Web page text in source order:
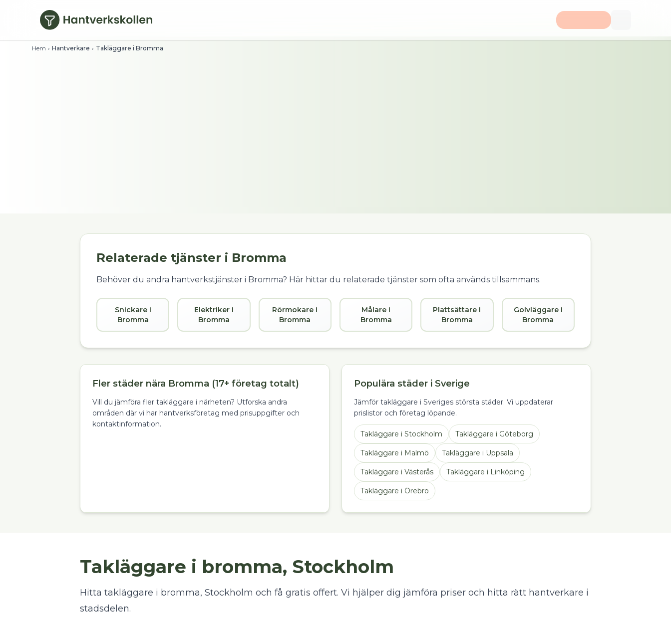
Hoppa till huvudinnehåll
Hem › Hantverkare › Takläggare i Bromma
Relaterade tjänster i Bromma
Behöver du andra hantverkstjänster i Bromma? Här hittar du relaterade tjänster som ofta används tillsammans.
Snickare i
Bromma
Elektriker i
Bromma
Rörmokare i
Bromma
Målare i
Bromma
Plattsättare i
Bromma
Golvläggare i
Bromma
Fler städer nära Bromma (17+ företag totalt)
Vill du jämföra fler takläggare i närheten? Utforska andra
områden där vi har hantverksföretag med prisuppgifter och
kontaktinformation.
Populära städer i Sverige
Jämför takläggare i Sveriges största städer. Vi uppdaterar
prislistor och företag löpande.
Takläggare i Stockholm Takläggare i Göteborg
Takläggare i Malmö Takläggare i Uppsala
Takläggare i Västerås Takläggare i Linköping
Takläggare i Örebro
Takläggare i bromma, Stockholm
Hitta takläggare i bromma, Stockholm och få gratis offert. Vi hjälper dig jämföra priser och hitta rätt hantverkare i
stadsdelen.